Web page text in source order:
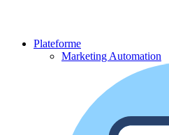
Plateforme
Marketing Automation